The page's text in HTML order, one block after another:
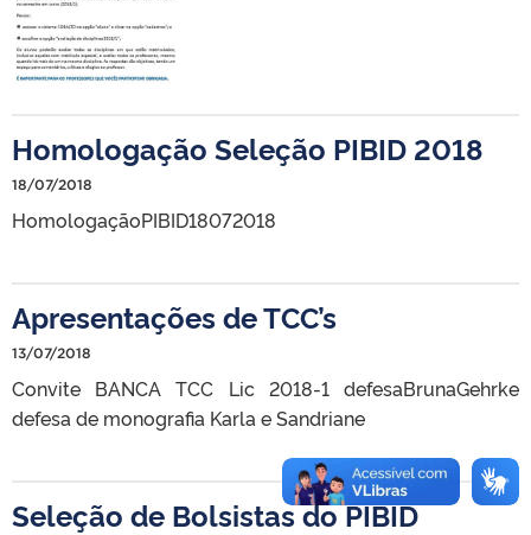
Homologação Seleção PIBID 2018
18/07/2018
HomologaçãoPIBID18072018
Apresentações de TCC’s
13/07/2018
Convite BANCA TCC Lic 2018-1 defesaBrunaGehrke
defesa de monografia Karla e Sandriane
Seleção de Bolsistas do PIBID